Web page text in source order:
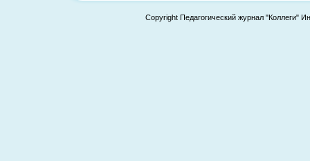
Copyright Педагогический журнал "Коллеги"